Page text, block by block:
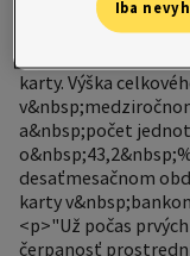
v&nbsp;porovnaní
minulého roka,
karty. Výška
a&nbsp;počet
desaťmesačnom
karty
<p>"Už počas
čerpanosť
Iba